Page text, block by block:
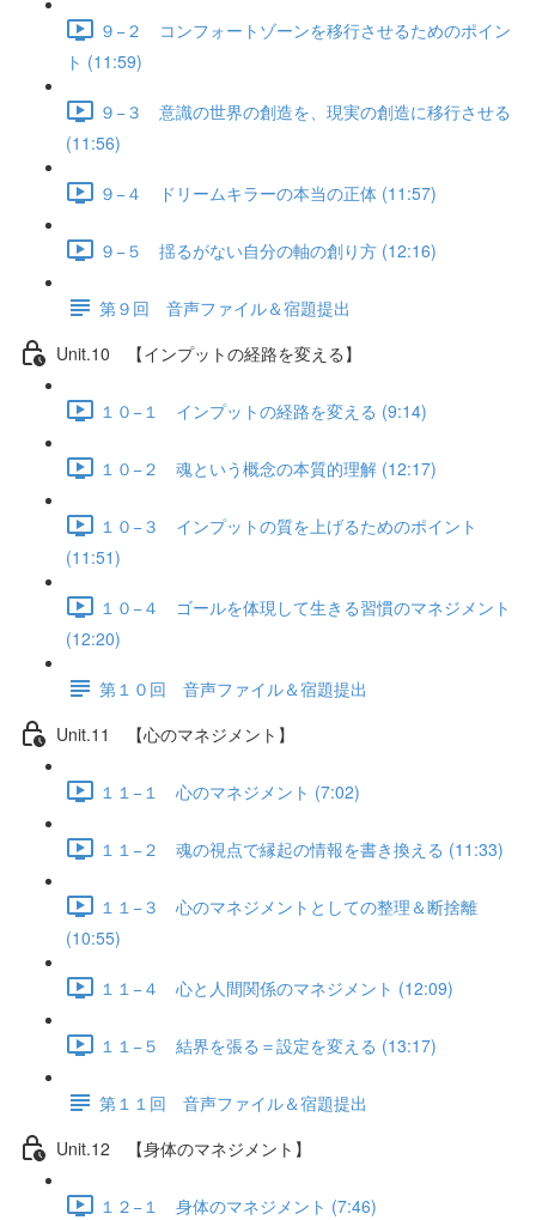
９−２ コンフォートゾーンを移行させるためのポイン
ト (11:59)
９−３ 意識の世界の創造を、現実の創造に移行させる
(11:56)
９−４ ドリームキラーの本当の正体 (11:57)
９−５ 揺るがない自分の軸の創り方 (12:16)
第９回 音声ファイル＆宿題提出
Unit.10 【インプットの経路を変える】
１０−１ インプットの経路を変える (9:14)
１０−２ 魂という概念の本質的理解 (12:17)
１０−３ インプットの質を上げるためのポイント
(11:51)
１０−４ ゴールを体現して生きる習慣のマネジメント
(12:20)
第１０回 音声ファイル＆宿題提出
Unit.11 【心のマネジメント】
１１−１ 心のマネジメント (7:02)
１１−２ 魂の視点で縁起の情報を書き換える (11:33)
１１−３ 心のマネジメントとしての整理＆断捨離
(10:55)
１１−４ 心と人間関係のマネジメント (12:09)
１１−５ 結界を張る＝設定を変える (13:17)
第１１回 音声ファイル＆宿題提出
Unit.12 【身体のマネジメント】
１２−１ 身体のマネジメント (7:46)